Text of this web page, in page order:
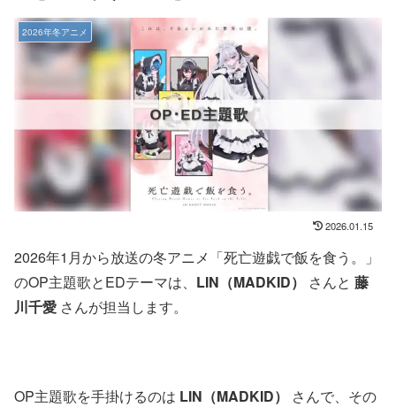
2026年冬アニメ
2026.01.15
2026年1月から放送の冬アニメ「死亡遊戯で飯を食う。」
のOP主題歌とEDテーマは、 LIN（MADKID） さんと 藤
川千愛 さんが担当します。
OP主題歌を手掛けるのは LIN（MADKID）
さんで、その